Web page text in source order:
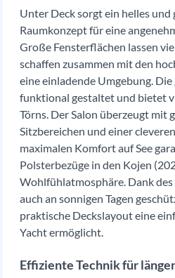
Unter Deck sorgt ein helles und
Raumkonzept für eine
Große Fensterflächen lassen
schaffen zusammen mit den
eine einladende Umgebung.
funktional gestaltet und bietet
Törns. Der Salon überzeugt mit
Sitzbereichen und einer
maximalen Komfort auf See
Polsterbezüge in den Kojen
Wohlfühlatmosphäre. Dank
auch an sonnigen Tagen
praktische Deckslayout eine
Yacht ermöglicht.
Effiziente Technik für